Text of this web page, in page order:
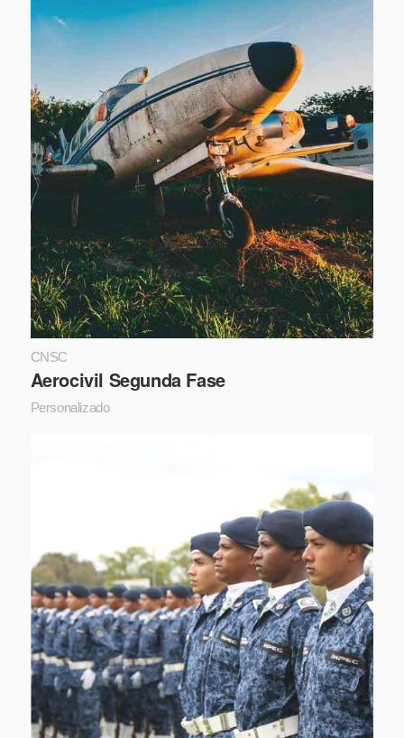
CNSC
Aerocivil Segunda Fase
Personalizado